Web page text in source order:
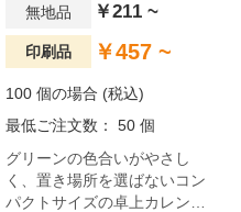
無地品 ￥211 ~
印刷品 ￥457 ~
100 個の場合 (税込)
最低ご注文数： 50 個
グリーンの色合いがやさし
く、置き場所を選ばないコン
パクトサイズの卓上カレンダ